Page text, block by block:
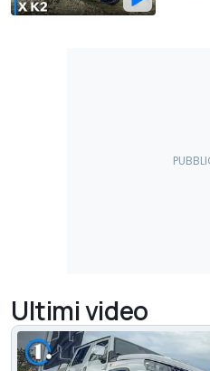
Ultimi video